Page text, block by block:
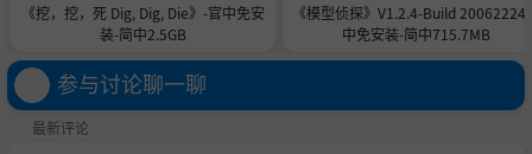
《挖，挖，死 Dig, Dig, Die》-官中免安
装-简中2.5GB
《模型侦探》V1.2.4-Build 20062224
中免安装-简中715.7MB
参与讨论聊一聊
最新评论